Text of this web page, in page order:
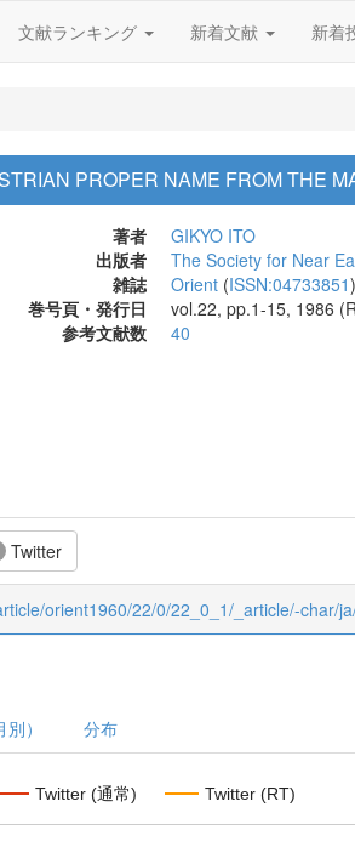
文献ランキング 新着文献 新着
PROPER NAME FROM THE
著者
GIKYO ITO
出版者
The Society for Near
雑誌
Orient (ISSN:04733851)
巻号頁・発行日
vol.22, pp.1-15, 1986
参考文献数
40
Twitter
orient1960/22/0/22_0_1/_article/-char/
） 分布
Twitter (通常) Twitter (RT)